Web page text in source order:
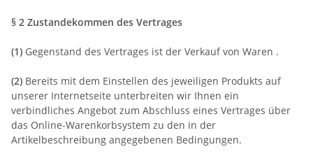
§ 2 Zustandekommen des Vertrages
(1) Gegenstand des Vertrages ist der Verkauf von Waren .
(2) Bereits mit dem Einstellen des jeweiligen Produkts auf
unserer Internetseite unterbreiten wir Ihnen ein
verbindliches Angebot zum Abschluss eines Vertrages über
das Online-Warenkorbsystem zu den in der
Artikelbeschreibung angegebenen Bedingungen.